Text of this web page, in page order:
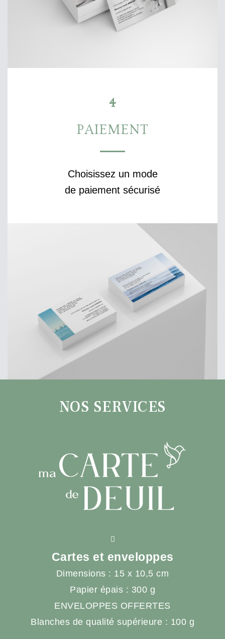
4
PAIEMENT
Choisissez un mode
de paiement sécurisé
NOS SERVICES
Cartes et enveloppes
Dimensions : 15 x 10,5 cm
Papier épais : 300 g
ENVELOPPES OFFERTES
Blanches de qualité supérieure : 100 g